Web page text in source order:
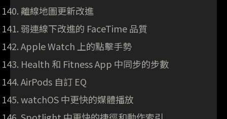
離線地圖更新改進
弱連線下改進的 FaceTime 品質
Apple Watch 上的點擊手勢
Health 和 Fitness App 中同步的步數
AirPods 自訂 EQ
watchOS 中更快的媒體播放